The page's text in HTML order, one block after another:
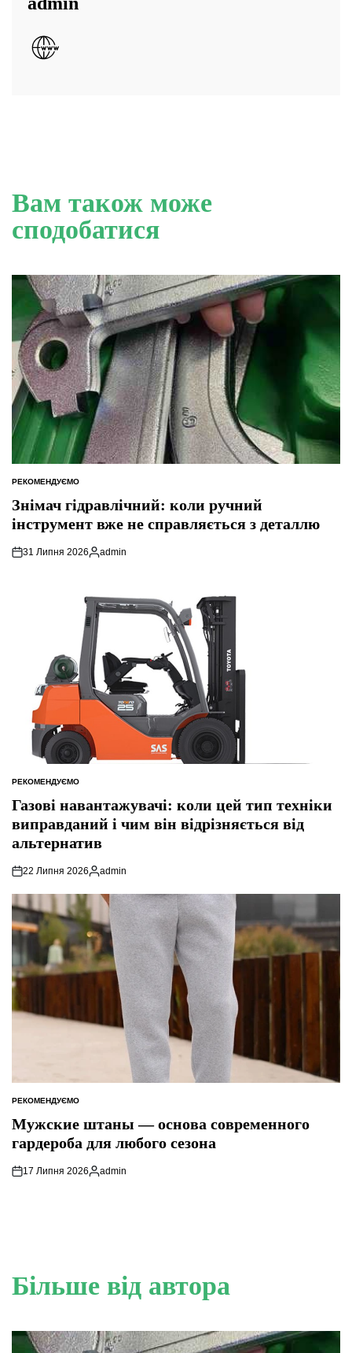
Вам також може
сподобатися
ОПУБЛІКУВАТИ
РЕКОМЕНДУЄМО
Знімач гідравлічний: коли ручний
інструмент вже не справляється з деталлю
31 Липня 2026
Опубліковано
admin
ОПУБЛІКУВАТИ
РЕКОМЕНДУЄМО
Газові навантажувачі: коли цей тип техніки
виправданий і чим він відрізняється від
альтернатив
22 Липня 2026
Опубліковано
admin
ОПУБЛІКУВАТИ
РЕКОМЕНДУЄМО
Мужские штаны — основа современного
гардероба для любого сезона
17 Липня 2026
Опубліковано
admin
Більше від автора